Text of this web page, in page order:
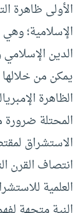
الأولى ظاهرة
الإسلامية؛
الدين
يمكن من خلالها
الظاهرة
المحتلة
الاستشراق
انتصاف القرن
العلمية